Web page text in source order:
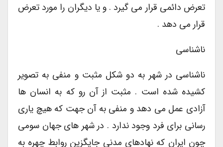
تعرض دائمی قرار می گیرد . و یا دیگران را مورد تعرض
قرار می دهد .
ناشناسی
ناشناسی در شهر به دو شکل مثبت و منفی به تصویر
کشیده شده است . مثبت از آن رو که به انسان ها
آزادی عمل می دهد و منفی به آن جهت که هیچ یاری
رسانی برای فرد وجود ندارد . در شهر های جهان سومی
چون ایران که نهادهای مدنی جایگزین روابط چهره به